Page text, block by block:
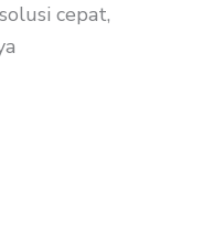
cepat,